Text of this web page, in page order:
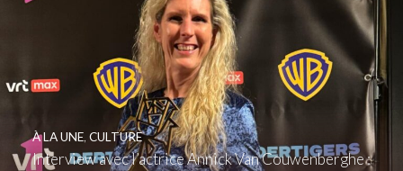
Interview avec l’actrice Annick Van Couwenberghe :
À LA UNE, CULTURE